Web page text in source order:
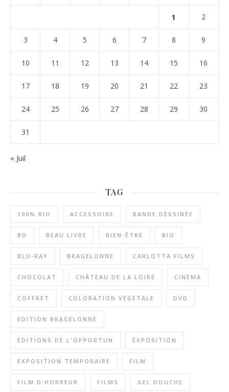
1 2
3 4 5 6 7 8 9
10 11 12 13 14 15 16
17 18 19 20 21 22 23
24 25 26 27 28 29 30
31
« Juil
TAG
100% BIO ACCESSOIRE BANDE DÉSSINÉE
BD BEAU LIVRE BIEN-ÊTRE BIO
BLU-RAY BRAGELONNE CARLOTTA FILMS
CHOCOLAT CHÂTEAU DE LA LOIRE CINÉMA
COFFRET COLORATION VÉGÉTALE DVD
EDITION BRAGELONNE
EDITIONS DE L'OPPORTUN EXPOSITION
EXPOSITION TEMPORAIRE FILM
FILM D'HORREUR FILMS GEL DOUCHE